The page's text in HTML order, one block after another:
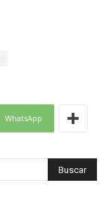
WhatsApp